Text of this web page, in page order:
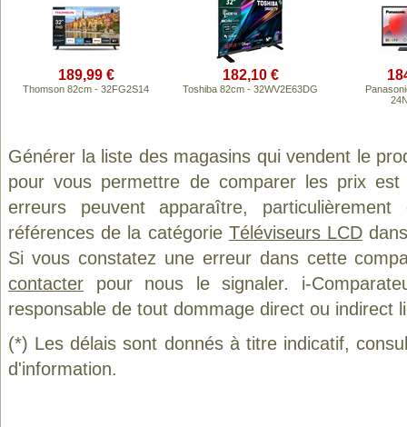
189,99 €
Thomson 82cm - 32FG2S14
182,10 €
Toshiba 82cm - 32WV2E63DG
Générer la liste des magasins qui vendent le
pour vous permettre de comparer les prix
erreurs peuvent apparaître,
références de la catégorie Téléviseurs LCD
Si vous constatez une erreur dans cette
contacter pour nous le signaler. i-
responsable de tout dommage direct ou indirect
(*) Les délais sont donnés à titre indicatif,
d'information.